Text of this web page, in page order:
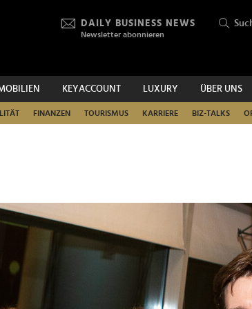
DAILY BUSINESS NEWS
Newsletter abonnieren
KEYACCOUNT LUXURY ÜBER UNS
FINANZEN TOURISMUS KARRIERE BIZ-TALKS